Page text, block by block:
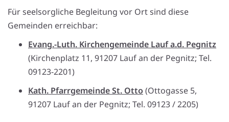
Für seelsorgliche Begleitung vor Ort sind diese
Gemeinden erreichbar:
Evang.-Luth. Kirchengemeinde Lauf a.d. Pegnitz
(Kirchenplatz 11, 91207 Lauf an der Pegnitz; Tel.
09123-2201)
Kath. Pfarrgemeinde St. Otto (Ottogasse 5,
91207 Lauf an der Pegnitz; Tel. 09123 / 2205)